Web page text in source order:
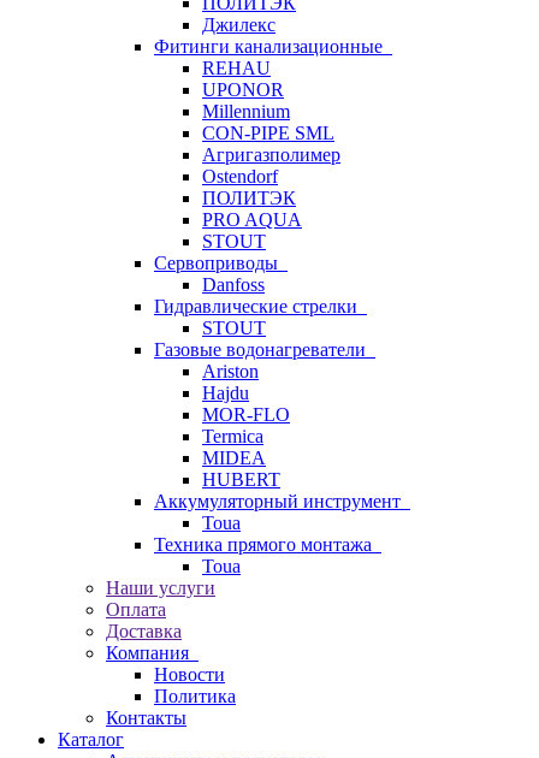
Джилекс
Фитинги канализационные
REHAU
UPONOR
Millennium
CON-PIPE SML
Агригазполимер
Ostendorf
ПОЛИТЭК
PRO AQUA
STOUT
Сервоприводы
Danfoss
Гидравлические стрелки
STOUT
Газовые водонагреватели
Ariston
Hajdu
MOR-FLO
Termica
MIDEA
HUBERT
Аккумуляторный инструмент
Toua
Техника прямого монтажа
Toua
Наши услуги
Оплата
Доставка
Компания
Новости
Политика
Контакты
Каталог